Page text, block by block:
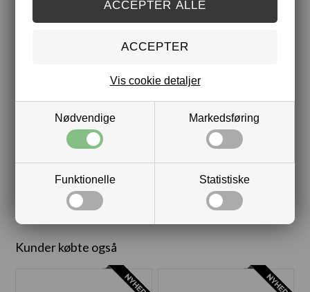
Nødvendige Markedsføring
Funktionelle Statistiske
Vis cookie detaljer
HÅNDCREME - INTENSIV
DKK 149,00
ANSIGTSOLIE - E-VITAMIN
Kunder købte også